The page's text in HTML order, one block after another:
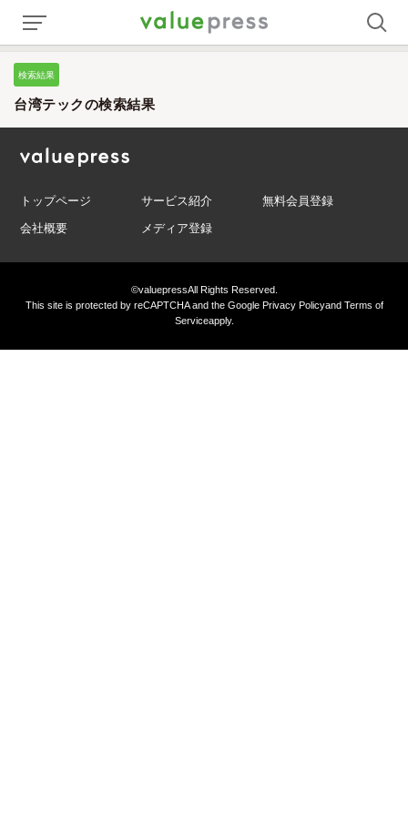
検索結果
台湾テックの検索結果
トップページ サービス紹介
無料会員登録
会社概要
メディア登録
©valuepressAll Rights Reserved.
This site is protected by reCAPTCHA and the GooglePrivacy Policyand Terms of
Serviceapply.